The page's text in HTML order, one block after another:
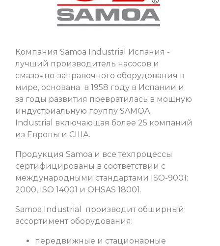
Компания Samoa Industrial Испания -
лучший производитель насосов и
смазочно-заправочного оборудования в
мире, основана в 1958 году в Испании и
за годы развития превратилась в мощную
индустриальную группу SAMOA
Industrial включающая более 25 компаний
из Европы и США.
Продукция Samoa и все техпроцессы
сертифицированы в соответствии с
международными стандартами ISO-9001:
2000, ISO 14001 и OHSAS 18001.
Samoa Industrial производит обширный
ассортимент оборудования:
передвижные и стационарные